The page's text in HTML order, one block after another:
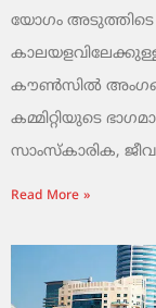
യോഗം അടുത്തിടെ
കൗൺസിൽ
കമ്മിറ്റിയുടെ
സാംസ്‌കാരിക,
Read More »